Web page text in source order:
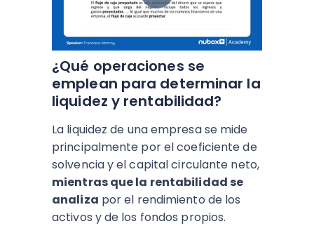
¿Qué operaciones se
emplean para determinar la
liquidez y rentabilidad?
La liquidez de una empresa se mide
principalmente por el coeficiente de
solvencia y el capital circulante neto,
mientras que la rentabilidad se
analiza por el rendimiento de los
activos y de los fondos propios.